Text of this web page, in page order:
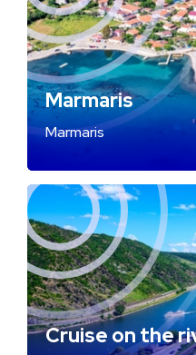
Marmaris
Marmaris
Cruise on the